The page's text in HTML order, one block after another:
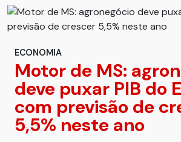
ECONOMIA
Motor de MS:
deve puxar PIB do
com previsão de
5,5% neste ano